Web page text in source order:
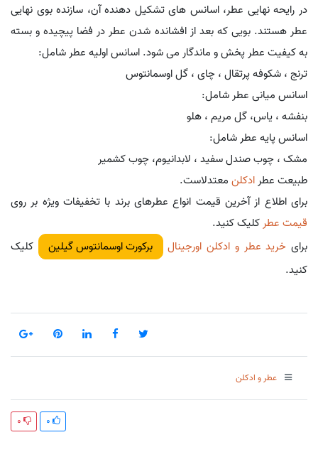
در رایحه نهایی عطر، اسانس های تشکیل دهنده آن، سازنده بوی نهایی
عطر هستند. بویی که بعد از افشانده شدن عطر در فضا پیچیده و بسته
به کیفیت عطر پخش و ماندگار می شود. اسانس اولیه عطر شامل:
ترنج ، شکوفه پرتقال ، چای ، گل اوسمانتوس
اسانس میانی عطر شامل:
بنفشه ، یاس، گل مریم ، هلو
اسانس پایه عطر شامل:
مشک ، چوب صندل سفید ، لابدانیوم، چوب کشمیر
طبیعت عطر ادکلن معتدلاست.
برای اطلاع از آخرین قیمت انواع عطرهای برند با تخفیفات ویژه بر روی
قیمت عطر کلیک کنید.
برای خرید عطر و ادکلن اورجینال برکورت اوسمانتوس گیلین
کلیک
کنید.
عطر و ادکلن